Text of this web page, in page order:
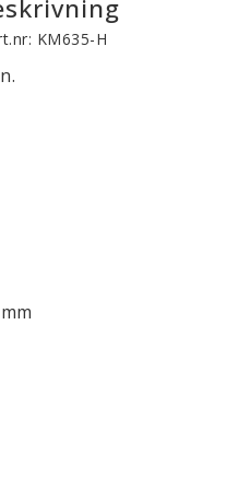
KM635-H